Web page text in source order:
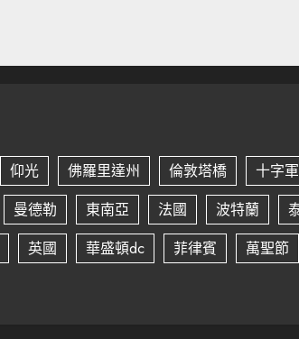
仰光 佛羅里達州 倫敦塔橋 十字
曼德勒 東南亞 法國 波特蘭
英國 華盛頓dc 菲律賓 萬聖節